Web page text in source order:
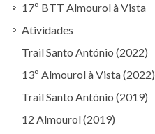
17º BTT Almourol à Vista
Atividades
Trail Santo António (2022)
13º Almourol à Vista (2022)
Trail Santo António (2019)
12 Almourol (2019)